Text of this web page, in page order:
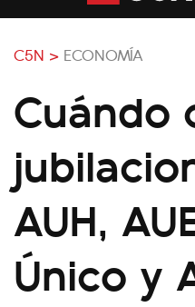
C5N > ECONOMÍA
Cuándo
AUH,
Único y